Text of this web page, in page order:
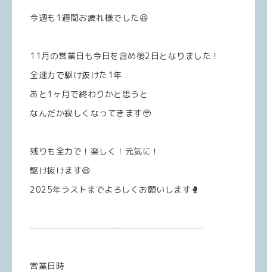
今週も1週間お疲れ様でした😆
11月の営業日も今日を含め後2日となりました！
全速力で駆け抜けた1年
あと1ヶ月で終わりかと思うと
なんだか寂しくなってきます🥹
残りも全力で！楽しく！元気に！
駆け抜けます😆
2025年ラストまでよろしくお願いします🥊
┈┈┈┈┈┈┈┈┈┈┈┈┈┈┈┈┈┈┈┈
営業日時